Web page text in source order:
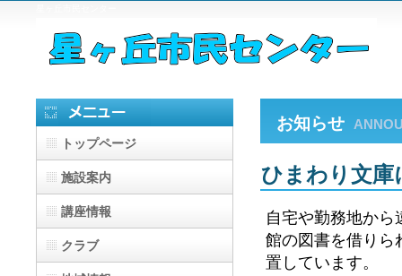
お知らせ
ひまわり文庫
自宅や勤務地か
館の図書を借りら
置しています。
トップページ
施設案内
講座情報
クラブ